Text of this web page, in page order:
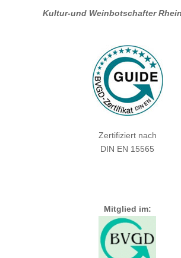
Kultur-und Weinbotschafter
Zertifiziert nach
DIN EN 15565
Mitglied im: